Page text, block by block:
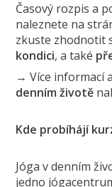
Časový rozpis a
naleznete na
zkuste zhodnotit
kondici, a také
→ Více informací
denním životě
Kde probíhájí
Jóga v denním
jedno